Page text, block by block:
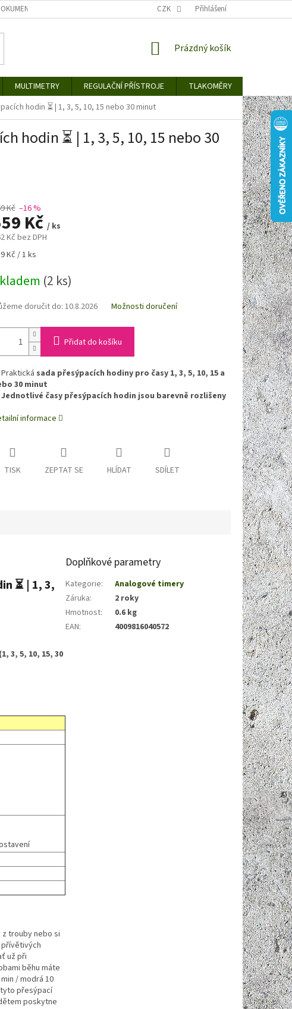
KE STAŽENÍ CENY ZA DOPRAVU / ZPŮSOBY DORUČENÍ
CZK Přihlášení
NÁKUPNÍ
Prázdný košík
MULTIMETRY REGULAČNÍ PŘÍSTROJE TLAKOMĚRY
hodin ⏳ | 1, 3, 5, 10, 15 nebo 30 minut
hodin ⏳ | 1, 3, 5, 10, 15 nebo 30
Kč –16 %
Kč / ks
Kč bez DPH
Kč / 1 ks
(2 ks)
doručit do:10.8.2026 Možnosti doručení
Přidat do košíku
Praktická sada přesýpacích hodiny pro časy 1, 3, 5, 10, 15 a
30 minut
Jednotlivé časy přesýpacích hodin jsou barevně rozlišeny
informace
TISK ZEPTAT SE HLÍDAT SDÍLET
⏳ | 1, 3,
3, 5, 10, 15, 30
trouby nebo si
už při
běhu máte
/ modrá 10
tyto přesýpací
poskytne
Doplňkové parametry
Kategorie:
Analogové timery
Záruka:
2 roky
Hmotnost:
0.6 kg
EAN: 4009816040572